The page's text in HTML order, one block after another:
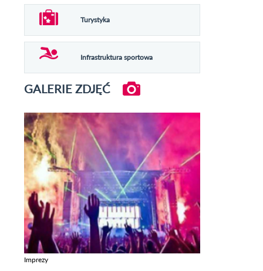
Turystyka
Infrastruktura sportowa
GALERIE ZDJĘĆ
Imprezy